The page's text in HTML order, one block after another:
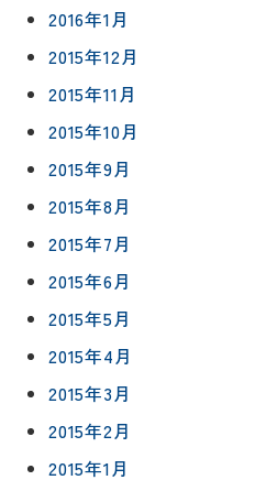
2016年1月
2015年12月
2015年11月
2015年10月
2015年9月
2015年8月
2015年7月
2015年6月
2015年5月
2015年4月
2015年3月
2015年2月
2015年1月